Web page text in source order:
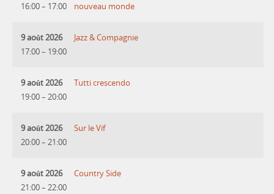
16:00– 17:00
nouveau monde
9 août 2026
17:00– 19:00
Jazz & Compagnie
9 août 2026
19:00– 20:00
Tutti crescendo
9 août 2026
20:00– 21:00
Sur le Vif
9 août 2026
21:00– 22:00
Country Side